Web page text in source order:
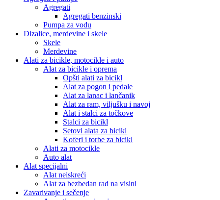
Agregati
Agregati benzinski
Pumpa za vodu
Dizalice, merdevine i skele
Skele
Merdevine
Alati za bicikle, motocikle i auto
Alat za bicikle i oprema
Opšti alati za bicikl
Alat za pogon i pedale
Alat za lanac i lančanik
Alat za ram, viljušku i navoj
Alat i stalci za točkove
Stalci za bicikl
Setovi alata za bicikl
Koferi i torbe za bicikl
Alati za motocikle
Auto alat
Alat specijalni
Alat neiskreći
Alat za bezbedan rad na visini
Zavarivanje i sečenje